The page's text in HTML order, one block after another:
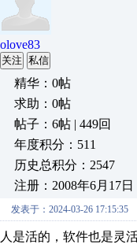
olove83
关注 私信
精华：0帖
求助：0帖
帖子：6帖 | 449回
年度积分：511
历史总积分：2547
注册：2008年6月17日
发表于：2024-03-26 17:15:35
人是活的，软件也是灵